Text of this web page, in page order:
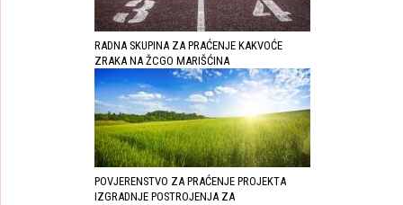
RADNA SKUPINA ZA PRAĆENJE KAKVOĆE
ZRAKA NA ŽCGO MARIŠĆINA
POVJERENSTVO ZA PRAĆENJE PROJEKTA
IZGRADNJE POSTROJENJA ZA